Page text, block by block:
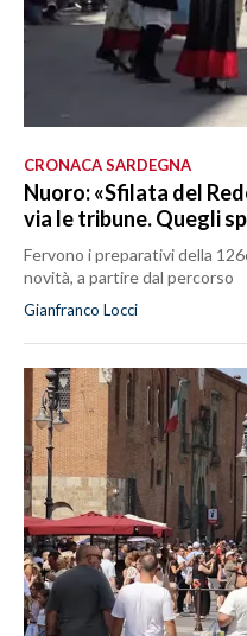
CRONACA SARDEGNA
Nuoro: «Sfilata del
via le tribune. Quegli
Fervono i preparativi della
novità, a partire dal percorso
Gianfranco Locci